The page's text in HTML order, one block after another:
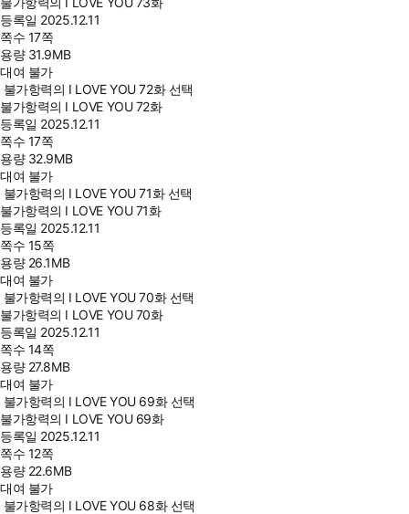
등록일 2025.12.11
쪽수 17쪽
용량 31.9MB
대여 불가
불가항력의 I LOVE YOU 72화 선택
불가항력의 I LOVE YOU 72화
등록일 2025.12.11
쪽수 17쪽
용량 32.9MB
대여 불가
불가항력의 I LOVE YOU 71화 선택
불가항력의 I LOVE YOU 71화
등록일 2025.12.11
쪽수 15쪽
용량 26.1MB
대여 불가
불가항력의 I LOVE YOU 70화 선택
불가항력의 I LOVE YOU 70화
등록일 2025.12.11
쪽수 14쪽
용량 27.8MB
대여 불가
불가항력의 I LOVE YOU 69화 선택
불가항력의 I LOVE YOU 69화
등록일 2025.12.11
쪽수 12쪽
용량 22.6MB
대여 불가
불가항력의 I LOVE YOU 68화 선택